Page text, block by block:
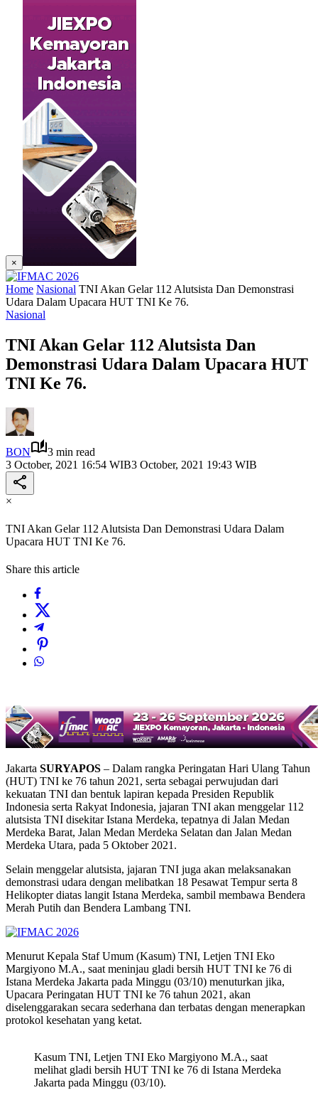
×
Home Nasional TNI Akan Gelar 112 Alutsista Dan Demonstrasi
Udara Dalam Upacara HUT TNI Ke 76.
Nasional
TNI Akan Gelar 112 Alutsista Dan
Demonstrasi Udara Dalam Upacara HUT
TNI Ke 76.
BON
3 min read
3 October, 2021 16:54 WIB3 October, 2021 19:43 WIB
×
TNI Akan Gelar 112 Alutsista Dan Demonstrasi Udara Dalam
Upacara HUT TNI Ke 76.
Share this article
Jakarta SURYAPOS – Dalam rangka Peringatan Hari Ulang Tahun
(HUT) TNI ke 76 tahun 2021, serta sebagai perwujudan dari
kekuatan TNI dan bentuk lapiran kepada Presiden Republik
Indonesia serta Rakyat Indonesia, jajaran TNI akan menggelar 112
alutsista TNI disekitar Istana Merdeka, tepatnya di Jalan Medan
Merdeka Barat, Jalan Medan Merdeka Selatan dan Jalan Medan
Merdeka Utara, pada 5 Oktober 2021.
Selain menggelar alutsista, jajaran TNI juga akan melaksanakan
demonstrasi udara dengan melibatkan 18 Pesawat Tempur serta 8
Helikopter diatas langit Istana Merdeka, sambil membawa Bendera
Merah Putih dan Bendera Lambang TNI.
Menurut Kepala Staf Umum (Kasum) TNI, Letjen TNI Eko
Margiyono M.A., saat meninjau gladi bersih HUT TNI ke 76 di
Istana Merdeka Jakarta pada Minggu (03/10) menuturkan jika,
Upacara Peringatan HUT TNI ke 76 tahun 2021, akan
diselenggarakan secara sederhana dan terbatas dengan menerapkan
protokol kesehatan yang ketat.
Kasum TNI, Letjen TNI Eko Margiyono M.A., saat
melihat gladi bersih HUT TNI ke 76 di Istana Merdeka
Jakarta pada Minggu (03/10).